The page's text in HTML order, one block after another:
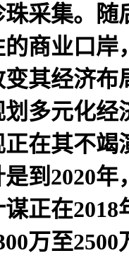
采集。
商业口岸
其经济
多元化
在其不
到2020
正在
万至